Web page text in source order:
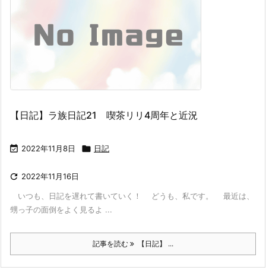
【日記】ラ族日記21 喫茶リリ4周年と近況
 2022年11月8日  日記
 2022年11月16日
いつも、日記を遅れて書いていく！ どうも、私です。 最近は、
甥っ子の面倒をよく見るよ ...
記事を読む 【日記】 ...